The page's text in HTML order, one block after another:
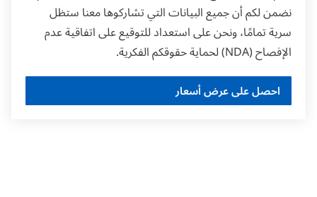
القيمة : تسريع إعداد المستندات بنسبة 40%، وتقليل
مشكلات مراقبة الجودة بنسبة 59%، وخفض التكلفة
بنسبة 50%.
نضمن لكم أن جميع البيانات التي تشاركوها معنا ستظل
سرية تمامًا، ونحن على استعداد للتوقيع على اتفاقية عدم
الإفصاح (NDA) لحماية حقوقكم الفكرية.
احصل على عرض أسعار